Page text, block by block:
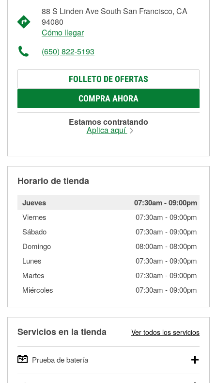
88 S Linden Ave South San Francisco, CA
94080
Cómo llegar
(650) 822-5193
FOLLETO DE OFERTAS
COMPRA AHORA
Estamos contratando
Aplica aquí
Horario de tienda
Jueves 07:30am-09:00pm
Viernes 07:30am -09:00pm
Sábado
07:30am -09:00pm
Domingo
08:00am -08:00pm
Lunes
07:30am -09:00pm
Martes
07:30am -09:00pm
Miércoles
07:30am -09:00pm
Servicios en la tienda Ver todos los servicios
Prueba de batería